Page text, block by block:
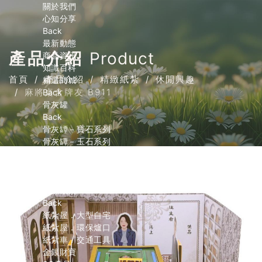
關於我們
心知分享
Back
最新動態
商品資訊
知識百科
精選商城
Back
骨灰罐
Back
骨灰罈－寶石系列
骨灰罈－玉石系列
Back
紙紮屋．大型自宅
紙紮屋．環保爐口
紙紮車．交通工具
金銀財寶
產品介紹 Product
首頁 產品介紹 精緻紙紮
休閒興趣
麻將桌含牌友 B911